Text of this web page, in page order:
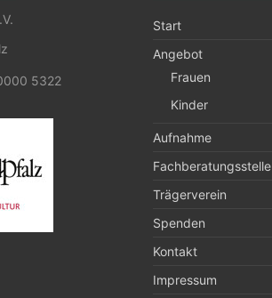
5322
Start
Angebot
Frauen
Kinder
Aufnahme
Fachberatungsstelle
Trägerverein
Spenden
Kontakt
Impressum